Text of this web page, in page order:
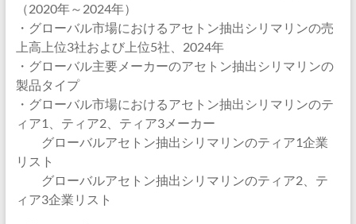
（2020年～2024年）
・グローバル市場におけるアセトン抽出シリマリンの売
上高上位3社および上位5社、2024年
・グローバル主要メーカーのアセトン抽出シリマリンの
製品タイプ
・グローバル市場におけるアセトン抽出シリマリンのテ
ィア1、ティア2、ティア3メーカー
グローバルアセトン抽出シリマリンのティア1企業
リスト
グローバルアセトン抽出シリマリンのティア2、テ
ィア3企業リスト